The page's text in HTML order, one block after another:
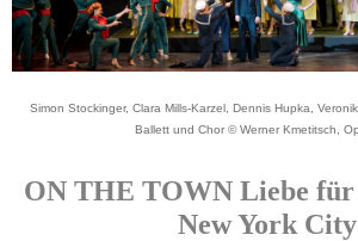
Simon Stockinger, Clara Mills-Karzel, Dennis Hupka,
Ballett und Chor © Werner Kmetitsch,
ON THE TOWN Liebe für
New York City